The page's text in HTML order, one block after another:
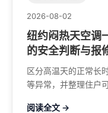
2026-08-02
纽约闷热天空调
的安全判断与报
区分高温天的正常长
等异常，并整理住户
阅读全文 →